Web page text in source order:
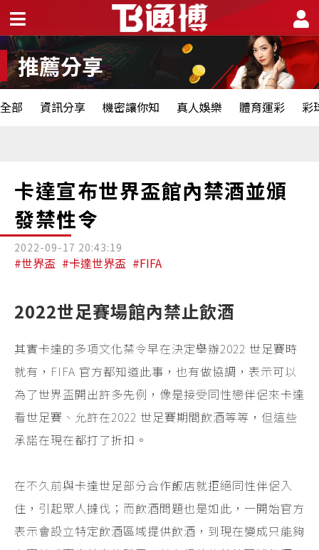
推薦分享
全部 資訊分享 機密讓你知 真人娛樂 體育運彩 彩
卡達宣布世界盃館內禁酒並頒
發禁性令
2022-09-17 20:43:19
#世界盃 #卡達世界盃 #FIFA
2022世足賽場館內禁止飲酒
其實卡達的多項文化禁令早在決定舉辦2022 世足賽時
就有，FIFA 官方都知道此事，也有做協調，表示可以
為了世界盃開出許多先例，像是接受同性戀伴侶來卡達
看世足賽、允許在2022 世足賽期間飲酒等等，但這些
承諾在現在都打了折扣。
在不久前與卡達世足部分合作飯店就拒絕同性伴侶入
住，引起眾人撻伐；而飲酒問題也是如此，一開始官方
表示會設立特定飲酒區域提供飲酒，到現在變成只能夠